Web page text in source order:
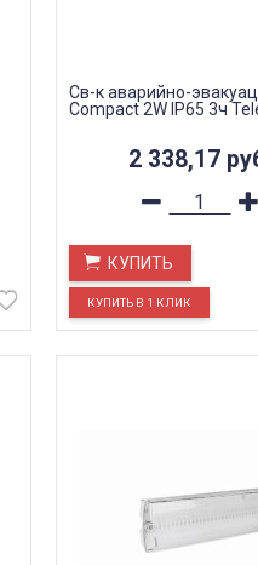
Св-к аварийно-эвакуац
Compact 2W IP65 3ч
2 338,17
КУПИТЬ